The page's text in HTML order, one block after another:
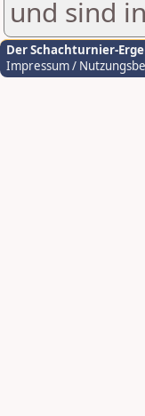
und sind
Der Schachturnier-
Impressum /